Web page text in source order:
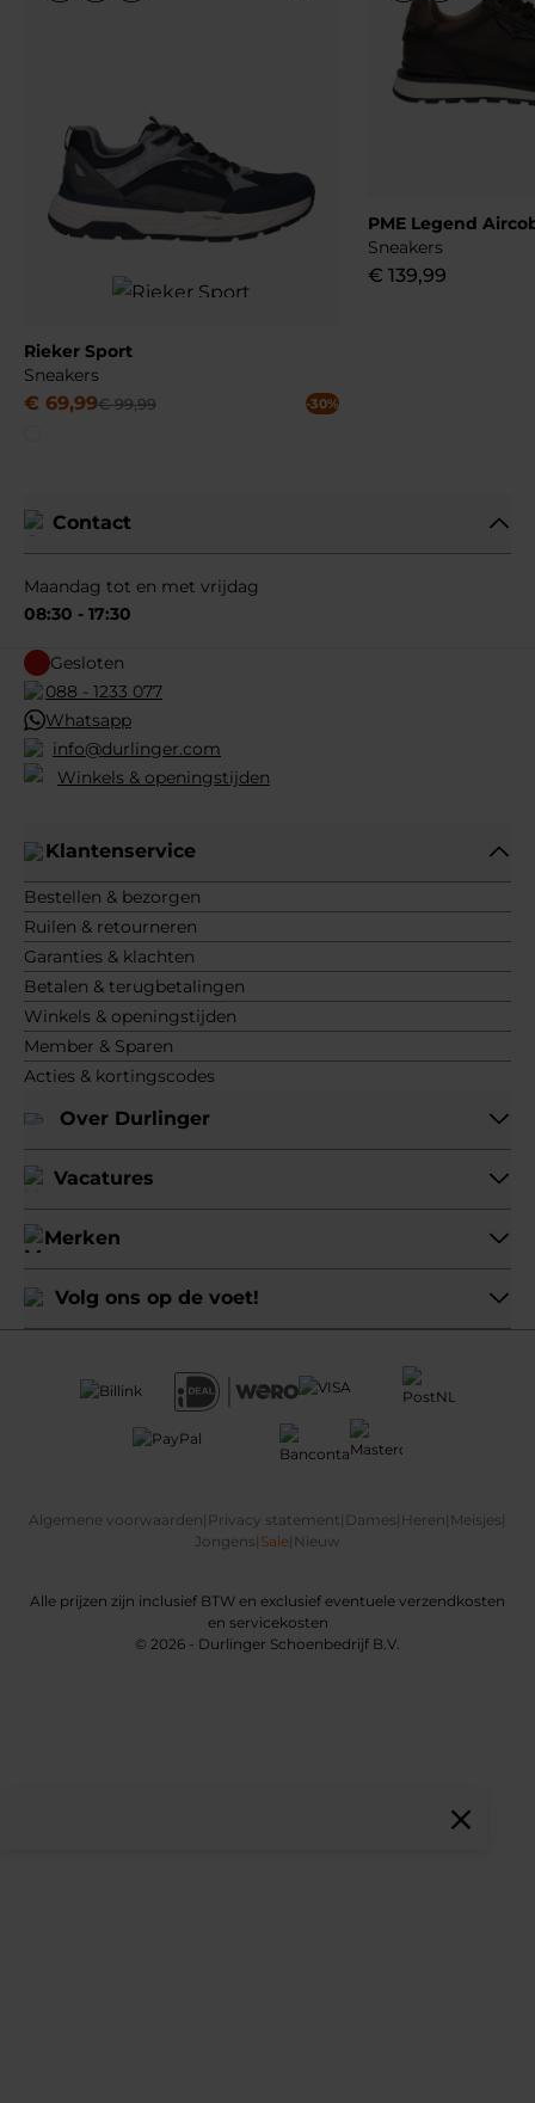
Rieker Sport
Sneakers
€ 69,99€ 99,99 -30%
PME Legend
Sneakers
€ 139,99
Contact
Maandag tot en met vrijdag
08:30 - 17:30
Gesloten
088 - 1233 077
Whatsapp
info@durlinger.com
Winkels & openingstijden
Klantenservice
Bestellen & bezorgen
Ruilen & retourneren
Garanties & klachten
Betalen & terugbetalingen
Winkels & openingstijden
Member & Sparen
Acties & kortingscodes
Over Durlinger
Vacatures
Merken
Volg ons op de voet!
Algemene voorwaarden Privacy statement Dames Heren Meisjes
Jongens Sale Nieuw
Alle prijzen zijn inclusief BTW en exclusief eventuele verzendkosten
en servicekosten
© 2026 - Durlinger Schoenbedrijf B.V.